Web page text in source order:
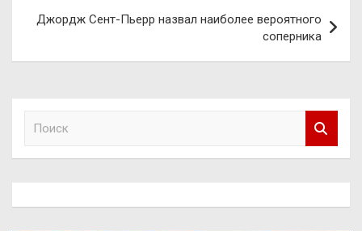
Джордж Сент-Пьерр назвал наиболее вероятного
соперника